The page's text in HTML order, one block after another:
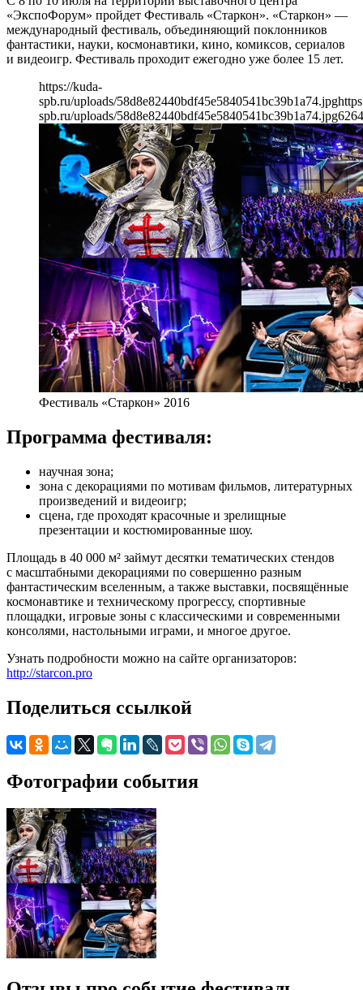
«ЭкспоФорум» пройдет Фестиваль «Старкон». «Старкон» —
международный фестиваль, объединяющий поклонников
фантастики, науки, космонавтики, кино, комиксов, сериалов
и видеоигр. Фестиваль проходит ежегодно уже более 15 лет.
https://kuda-
spb.ru/uploads/58d8e82440bdf45e5840541bc39b1a74.jpg
spb.ru/uploads/58d8e82440bdf45e5840541bc39b1a74.jpg626
Фестиваль «Старкон» 2016
Программа фестиваля:
научная зона;
зона с декорациями по мотивам фильмов, литературных
произведений и видеоигр;
сцена, где проходят красочные и зрелищные
презентации и костюмированные шоу.
Площадь в 40 000 м² займут десятки тематических стендов
с масштабными декорациями по совершенно разным
фантастическим вселенным, а также выставки, посвящённые
космонавтике и техническому прогрессу, спортивные
площадки, игровые зоны с классическими и современными
консолями, настольными играми, и многое другое.
Узнать подробности можно на сайте организаторов:
http://starcon.pro
Поделиться ссылкой
Фотографии события